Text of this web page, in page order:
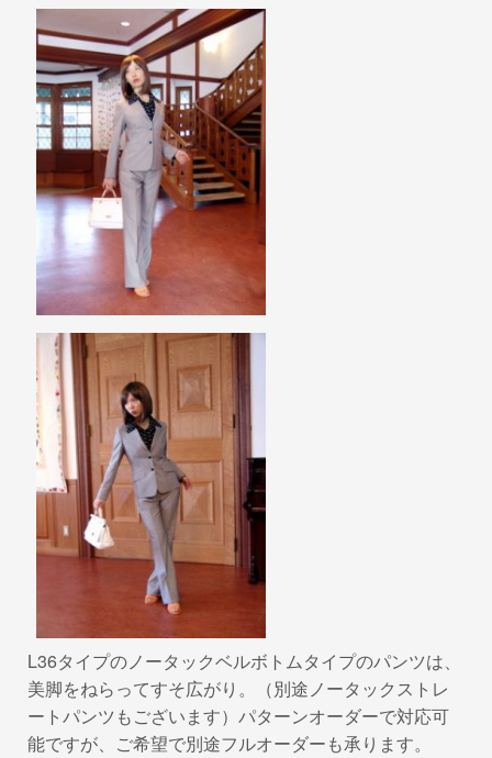
L36タイプのノータックベルボトムタイプのパンツは、
美脚をねらってすそ広がり。（別途ノータックストレ
ートパンツもございます）パターンオーダーで対応可
能ですが、ご希望で別途フルオーダーも承ります。